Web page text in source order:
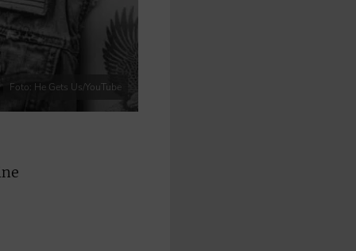
Foto: He Gets Us/YouTube